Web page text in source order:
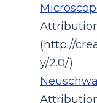
(http://
y/2.0/)